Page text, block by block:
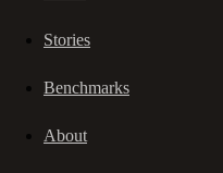
Stories
Benchmarks
About